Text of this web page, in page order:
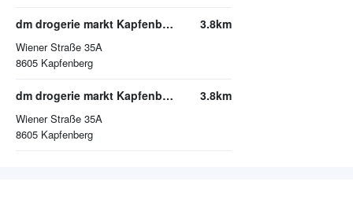
dm drogerie markt Kapfenberg
Wiener Straße 35A
8605 Kapfenberg
3.8km
dm drogerie markt Kapfenberg
Wiener Straße 35A
8605 Kapfenberg
3.8km